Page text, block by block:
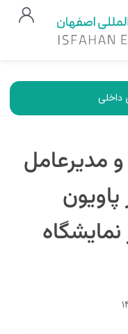
داخلی
و مدیرعامل